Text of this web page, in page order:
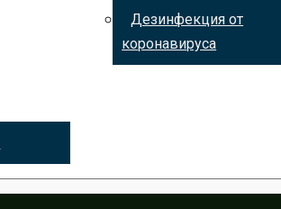
Дезинфекция от
коронавируса